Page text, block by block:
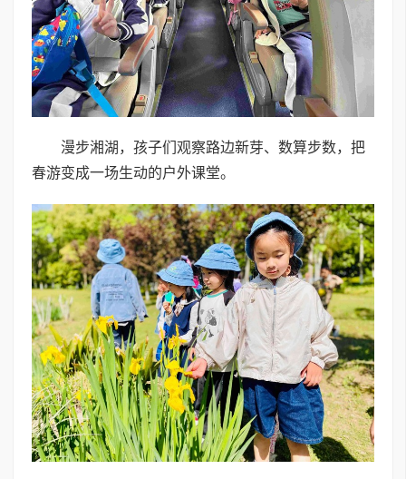
漫步湘湖，孩子们观察路边新芽、数算步数，把
春游变成一场生动的户外课堂。